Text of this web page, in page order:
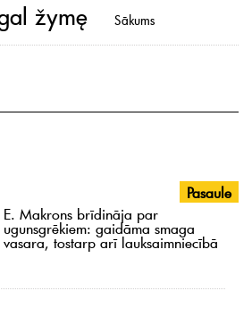
žymę Sākums
Pasaule
E. Makrons brīdināja par
ugunsgrēkiem: gaidāma smaga
vasara, tostarp arī lauksaimniecībā